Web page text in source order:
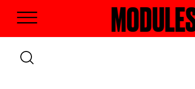
MODULES